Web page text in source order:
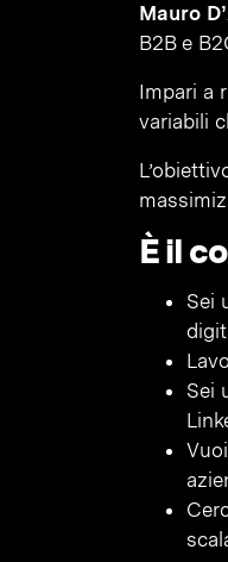
Mauro
B2B e
Impari a
variabili
È il
Sei
Sei